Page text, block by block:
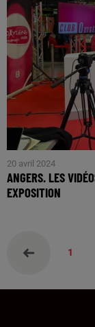
20 avril 2024
ANGERS. LES
EXPOSITION
1